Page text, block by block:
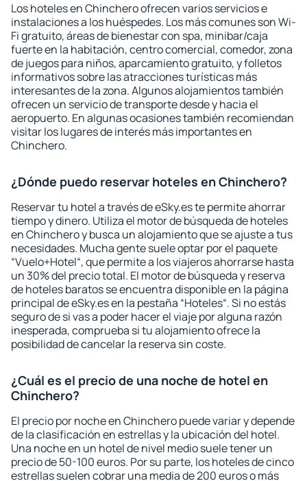
Los hoteles en Chinchero ofrecen varios servicios e
instalaciones a los huéspedes. Los más comunes son Wi-
Fi gratuito, áreas de bienestar con spa, minibar/caja
fuerte en la habitación, centro comercial, comedor, zona
de juegos para niños, aparcamiento gratuito, y folletos
informativos sobre las atracciones turísticas más
interesantes de la zona. Algunos alojamientos también
ofrecen un servicio de transporte desde y hacia el
aeropuerto. En algunas ocasiones también recomiendan
visitar los lugares de interés más importantes en
Chinchero.
¿Dónde puedo reservar hoteles en Chinchero?
Reservar tu hotel a través de eSky.es te permite ahorrar
tiempo y dinero. Utiliza el motor de búsqueda de hoteles
en Chinchero y busca un alojamiento que se ajuste a tus
necesidades. Mucha gente suele optar por el paquete
“Vuelo+Hotel“, que permite a los viajeros ahorrarse hasta
un 30% del precio total. El motor de búsqueda y reserva
de hoteles baratos se encuentra disponible en la página
principal de eSky.es en la pestaña “Hoteles“. Si no estás
seguro de si vas a poder hacer el viaje por alguna razón
inesperada, comprueba si tu alojamiento ofrece la
posibilidad de cancelar la reserva sin coste.
¿Cuál es el precio de una noche de hotel en
Chinchero?
El precio por noche en Chinchero puede variar y depende
de la clasificación en estrellas y la ubicación del hotel.
Una noche en un hotel de nivel medio suele tener un
precio de 50-100 euros. Por su parte, los hoteles de cinco
estrellas suelen cobrar una media de 200 euros o más